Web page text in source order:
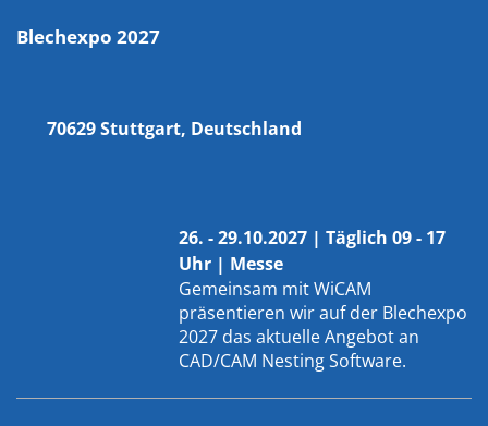
Blechexpo 2027
70629 Stuttgart, Deutschland
26. - 29.10.2027 | Täglich 09 - 17
Uhr | Messe
Gemeinsam mitWiCAM
präsentieren wir auf der Blechexpo
2027 das aktuelle Angebot an
CAD/CAM Nesting Software.